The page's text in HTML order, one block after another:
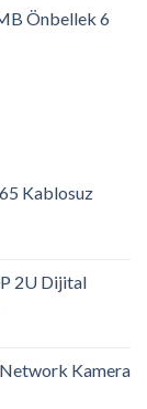
Önbellek 6
Kablosuz
2U Dijital
Kamera